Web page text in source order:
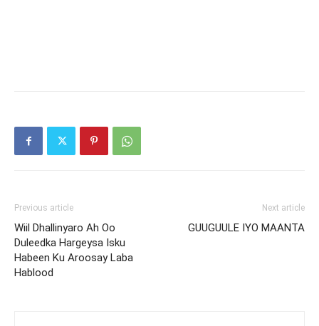
Previous article
Wiil Dhallinyaro Ah Oo
Duleedka Hargeysa Isku
Habeen Ku Aroosay Laba
Hablood
Next article
GUUGUULE IYO MAANTA